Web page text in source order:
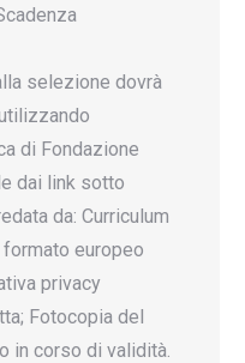
selezione dovrà
di Fondazione
dai link sotto
da: Curriculum
europeo
privacy
Fotocopia del
in corso di validità.